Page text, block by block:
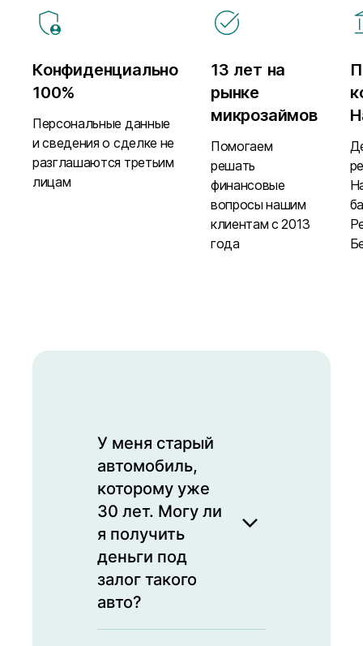
Конфиденциально
100%
Персональные данные
и сведения о сделке не
разглашаются третьим
лицам
13 лет на
рынке
микрозаймов
Помогаем
решать
финансовые
вопросы нашим
клиентам с 2013
года
У меня старый
автомобиль,
которому уже
30 лет. Могу ли
я получить
деньги под
залог такого
авто?